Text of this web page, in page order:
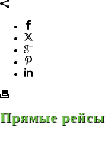
Прямые рейсы